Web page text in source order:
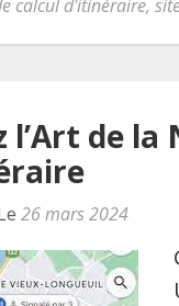
calcul d'itinéraire,
l’Art de
26 mars 2024